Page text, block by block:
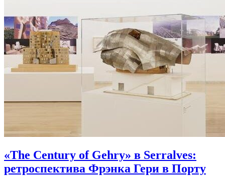
«The Century of Gehry» в Serralves:
ретроспектива Фрэнка Гери в Порту